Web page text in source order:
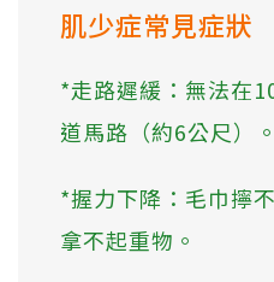
肌少症常見症狀
*走路遲緩：無法在
道馬路（約6公尺）。
*握力下降：毛巾擰
拿不起重物。